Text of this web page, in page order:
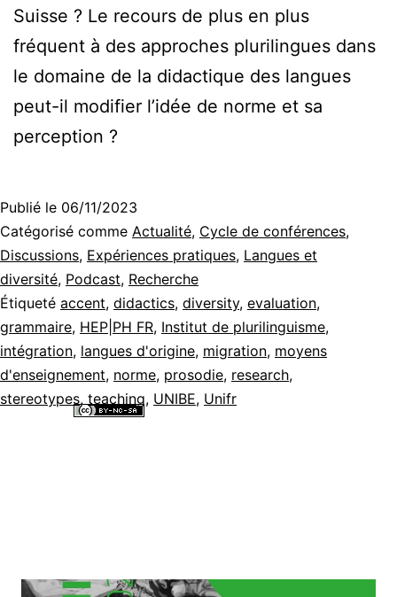
Suisse ? Le recours de plus en plus
fréquent à des approches plurilingues dans
le domaine de la didactique des langues
peut-il modifier l’idée de norme et sa
perception ?
Publié le 06/11/2023
Catégorisé comme Actualité, Cycle de conférences,
Discussions, Expériences pratiques, Langues et
diversité, Podcast, Recherche
Étiqueté accent, didactics, diversity, evaluation,
grammaire, HEP|PH FR, Institut de plurilinguisme,
intégration, langues d'origine, migration, moyens
d'enseignement, norme, prosodie, research,
stereotypes, teaching, UNIBE, Unifr